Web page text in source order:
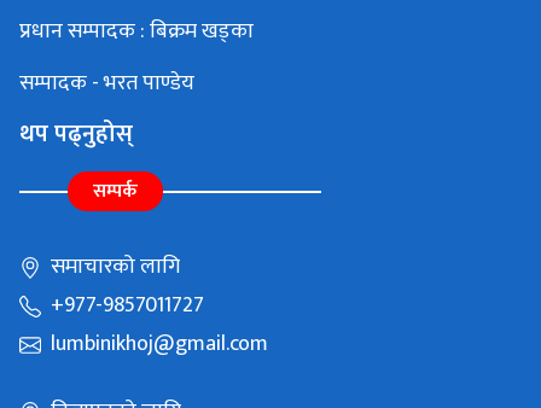
प्रधान सम्पादक : बिक्रम खड्का
सम्पादक - भरत पाण्डेय
थप पढ्नुहोस्
सम्पर्क
समाचारको लागि
+977-9857011727
lumbinikhoj@gmail.com